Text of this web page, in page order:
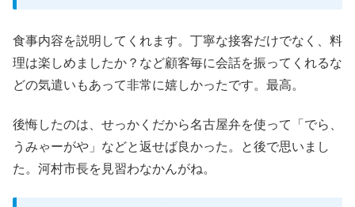
食事内容を説明してくれます。丁寧な接客だけでなく、料
理は楽しめましたか？など顧客毎に会話を振ってくれるな
どの気遣いもあって非常に嬉しかったです。最高。
後悔したのは、せっかくだから名古屋弁を使って「でら、
うみゃーがや」などと返せば良かった。と後で思いまし
た。河村市長を見習わなかんがね。